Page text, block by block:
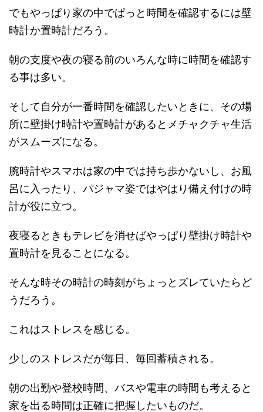
でもやっぱり家の中でぱっと時間を確認するには壁
時計か置時計だろう。
朝の支度や夜の寝る前のいろんな時に時間を確認す
る事は多い。
そして自分が一番時間を確認したいときに、その場
所に壁掛け時計や置時計があるとメチャクチャ生活
がスムーズになる。
腕時計やスマホは家の中では持ち歩かないし、お風
呂に入ったり、パジャマ姿ではやはり備え付けの時
計が役に立つ。
夜寝るときもテレビを消せばやっぱり壁掛け時計や
置時計を見ることになる。
そんな時その時計の時刻がちょっとズレていたらど
うだろう。
これはストレスを感じる。
少しのストレスだが毎日、毎回蓄積される。
朝の出勤や登校時間、バスや電車の時間も考えると
家を出る時間は正確に把握したいものだ。